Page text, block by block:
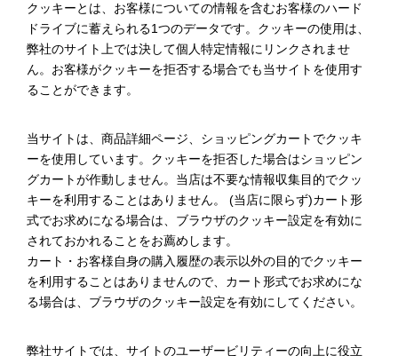
クッキーとは、お客様についての情報を含むお客様のハード
ドライブに蓄えられる1つのデータです。クッキーの使用は、
弊社のサイト上では決して個人特定情報にリンクされませ
ん。お客様がクッキーを拒否する場合でも当サイトを使用す
ることができます。
当サイトは、商品詳細ページ、ショッピングカートでクッキ
ーを使用しています。クッキーを拒否した場合はショッピン
グカートが作動しません。当店は不要な情報収集目的でクッ
キーを利用することはありません。 (当店に限らず)カート形
式でお求めになる場合は、ブラウザのクッキー設定を有効に
されておかれることをお薦めします。
カート・お客様自身の購入履歴の表示以外の目的でクッキー
を利用することはありませんので、カート形式でお求めにな
る場合は、ブラウザのクッキー設定を有効にしてください。
弊社サイトでは、サイトのユーザービリティーの向上に役立